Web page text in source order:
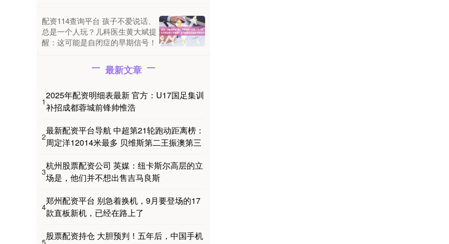
配资114查询平台 孩子不爱说话、
总是一个人玩？儿科医生黄大斌提
醒：这可能是自闭症的早期信号！
最新文章
1
2025年配资明细表最新 官方：U17国足集训
补招成都蓉城前锋帅惟浩
2
最新配资平台导航 中超第21轮跑动距离榜：
周定洋12014米最多 贝维斯第二王振澳第三
3
杭州股票配资公司 英媒：纽卡斯尔高层的立
场是，他们并不想出售吉马良斯
4
郑州配资平台 别急着换机，9月要登场的17
款直板新机，已经在路上了
5
股票配资持仓 大胆预判！五年后，中国手机